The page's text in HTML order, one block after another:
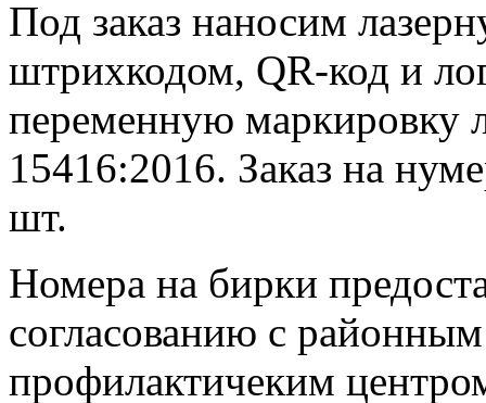
Под заказ наносим
штрихкодом, QR-код и
переменную маркировку
15416:2016. Заказ на
шт.
Номера на бирки
согласованию с
профилактичеким